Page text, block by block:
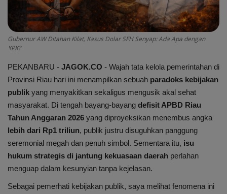
Pemilu
Kriminal
Opini
Budaya
Internasional
Infotorial
Ekonomi
Gubernur AW Ditahan Kilat, Kasus Dolar SFH Senyap: Ada Apa dengan
KPK?
PEKANBARU - JAGOK.CO - Wajah tata kelola pemerintahan di
Provinsi Riau hari ini menampilkan sebuah paradoks kebijakan
publik yang menyakitkan sekaligus mengusik akal sehat
masyarakat. Di tengah bayang-bayang defisit APBD Riau
Tahun Anggaran 2026 yang diproyeksikan menembus angka
lebih dari Rp1 triliun, publik justru disuguhkan panggung
seremonial megah dan penuh simbol. Sementara itu, isu
hukum strategis di jantung kekuasaan daerah perlahan
menguap dalam kesunyian tanpa kejelasan.
Sebagai pemerhati kebijakan publik, saya melihat fenomena ini